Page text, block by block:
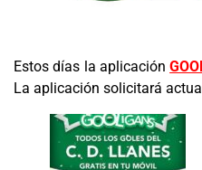
Estos días la aplicación
La aplicación solicitará